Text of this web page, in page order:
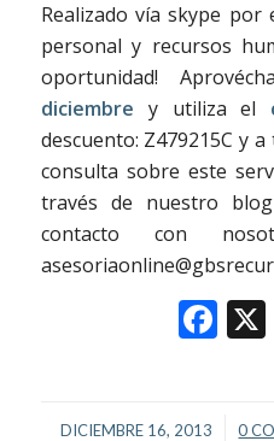
Realizado vía skype por
personal y recursos
oportunidad!
diciembre y utiliza el
descuento: Z479215C y
consulta sobre este
través de nuestro
contacto con
DICIEMBRE 16, 2013
/ 0